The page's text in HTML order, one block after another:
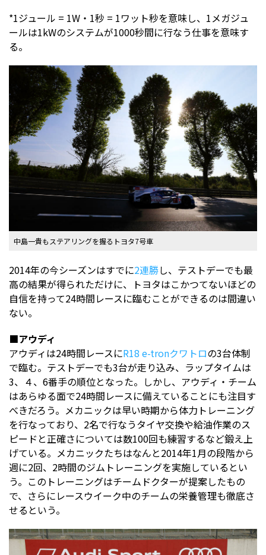
*1ジュール = 1W・1秒 = 1ワット秒を意味し、1メガジュ
ールは1kWのシステムが1000秒間に行なう仕事を意味す
る。
中島一貴もステアリングを握るトヨタ7号車
2014年の今シーズンはすでに2連勝し、テストデーでも最
高の結果が得られただけに、トヨタはこかつてないほどの
自信を持って24時間レースに臨むことができるのは間違い
ない。
■アウディ
アウディは24時間レースにR18 e-tronクワトロの3台体制
で臨む。テストデーでも3台が走り込み、ラップタイムは
3、４、6番手の順位となった。しかし、アウディ・チーム
はあらゆる面で24時間レースに備えていることにも注目す
べきだろう。メカニックは早い時期から体力トレーニング
を行なっており、2名で行なうタイヤ交換や給油作業のス
ピードと正確さについては数100回も練習するなど鍛え上
げている。メカニックたちはなんと2014年1月の段階から
週に2回、2時間のジムトレーニングを実施しているとい
う。このトレーニングはチームドクターが提案したもの
で、さらにレースウイーク中のチームの栄養管理も徹底さ
せるという。